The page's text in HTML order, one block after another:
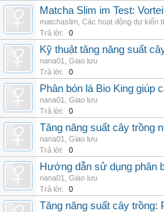
Matcha Slim im Test:
matchaslim Các hoạt động dự kiến
Trả lời:
0
Kỹ thuật tăng năng suất
nana01
Giao lưu
Trả lời:
0
Phân bón lá Bio King giúp
nana01
Giao lưu
Trả lời:
0
Tăng năng suất cây trồng
nana01
Giao lưu
Trả lời:
0
Hướng dẫn sử dụng phân
nana01
Giao lưu
Trả lời:
0
Tăng năng suất cây trồng: